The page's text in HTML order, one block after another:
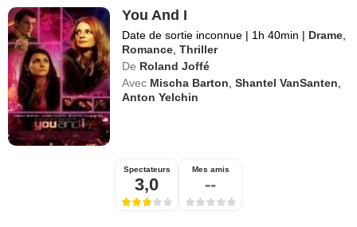
You And I
Date de sortie inconnue | 1h 40min | Drame
Romance ,Thriller
De Roland Joffé
Avec Mischa Barton ,Shantel VanSanten
Anton Yelchin
Spectateurs
3,0
Mes amis
--